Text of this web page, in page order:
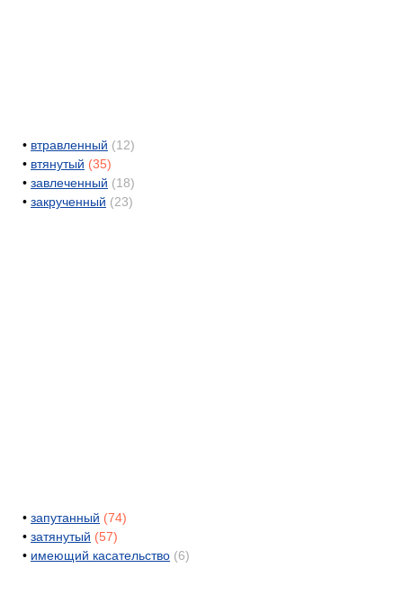
• втравленный (12)
• втянутый (35)
• завлеченный (18)
• закрученный (23)
• запутанный (74)
• затянутый (57)
• имеющий касательство (6)